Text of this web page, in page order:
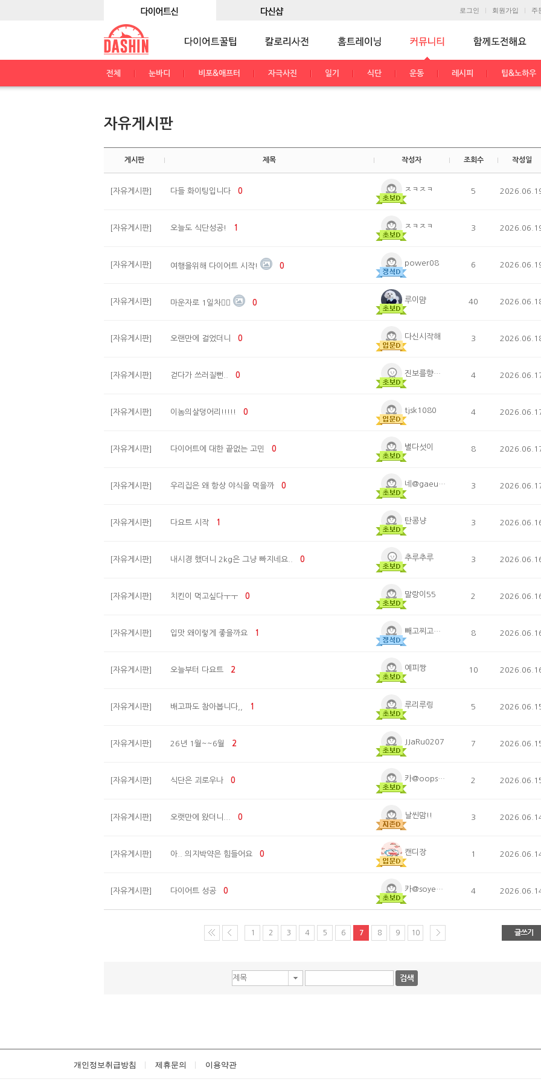
로그인 회원가입 주
전체 눈바디 비포&애프터 자극사진 일기 식단 운동 레시피 팁&노하우
자유게시판
게시판 제목 작성자 조회수 작성일
[자유게시판] 다들 화이팅입니다 0 ㅈㅋㅈㅋ 5
[자유게시판] 오늘도 식단성공! 1 ㅈㅋㅈㅋ 3
[자유게시판] 여행을위해 다이어트 시작! 0 power08 6
[자유게시판] 마운자로 1일차☝🏻 0 루이먐 40
[자유게시판] 오랜만에 걸었더니 0 다신시작해 3
[자유게시판] 걷다가 쓰러질뻔.. 0 진보를향한열정 4
[자유게시판] 이놈의살덩어리!!!!! 0 tjsk1080 4
[자유게시판] 다이어트에 대한 끝없는 고민 0 별다섯이 8
[자유게시판] 우리집은 왜 항상 야식을 먹을까 0 네@gaeuning0126 3
[자유게시판] 다요트 시작 1 탄콩냥 3
[자유게시판] 내시경 했더니 2kg은 그냥 빠지네요.. 0 추루추루 3
[자유게시판] 치킨이 먹고싶다ㅜㅜ 0 말랑이55 2
[자유게시판] 입맛 왜이렇게 좋을까요 1 빼고찌고무한 8
[자유게시판] 오늘부터 다요트 2 예피짱 10
[자유게시판] 배고파도 참아봅니다,, 1 루리루링 5
[자유게시판] 26년 1월~~6월 2 JJaRu0207 7
[자유게시판] 식단은 괴로우나 0 카@oopsbaby00 2
[자유게시판] 오랫만에 왔더니... 0 날씬맘!! 3
[자유게시판] 아.. 의지박약은 힘들어요 0 캔디장 1
[자유게시판] 다이어트 성공 0 카@soyeonee1109 4
1 2 3 4 5 6 7 8 9 10
개인정보취급방침 제휴문의 이용약관